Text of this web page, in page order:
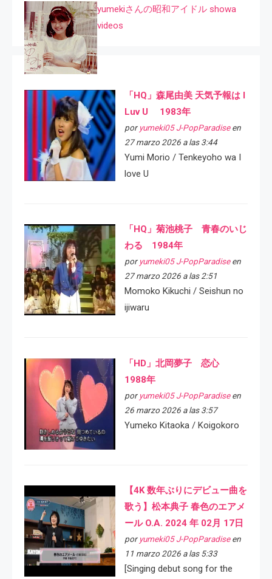
yumekiさんの昭和アイドル showa
videos
「HQ」森尾由美 天気予報は I
Luv U 1983年
por yumeki05 J-PopParadiseen
27 marzo 2026 a las 3:44
Yumi Morio / Tenkeyoho wa I
love U
「HQ」菊池桃子 青春のいじ
わる 1984年
por yumeki05 J-PopParadiseen
27 marzo 2026 a las 2:51
Momoko Kikuchi / Seishun no
ijiwaru
「HD」北岡夢子 恋心
1988年
por yumeki05 J-PopParadiseen
26 marzo 2026 a las 3:57
Yumeko Kitaoka / Koigokoro
【4K 数年ぶりにデビュー曲を
歌う】松本典子 春色のエアメ
ール O.A. 2024 年 02月 17日
por yumeki05 J-PopParadiseen
11 marzo 2026 a las 5:33
[Singing debut song for the